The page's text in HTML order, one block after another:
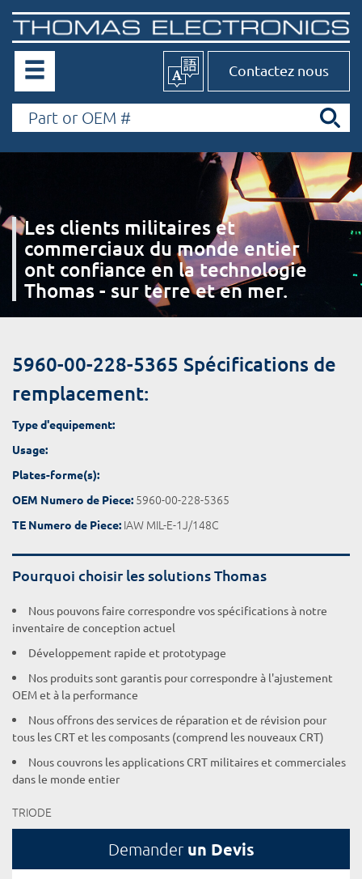
Contactez nous
Les clients militaires et
commerciaux du monde entier
ont confiance en la technologie
Thomas - sur terre et en mer.
5960-00-228-5365 Spécifications de
remplacement:
Type d'equipement:
Usage:
Plates-forme(s):
OEM Numero de Piece: 5960-00-228-5365
TE Numero de Piece: IAW MIL-E-1J/148C
Pourquoi choisir les solutions Thomas
Nous pouvons faire correspondre vos spécifications à notre
inventaire de conception actuel
Développement rapide et prototypage
Nos produits sont garantis pour correspondre à l'ajustement
OEM et à la performance
Nous offrons des services de réparation et de révision pour
tous les CRT et les composants (comprend les nouveaux CRT)
Nous couvrons les applications CRT militaires et commerciales
dans le monde entier
TRIODE
Demander un Devis